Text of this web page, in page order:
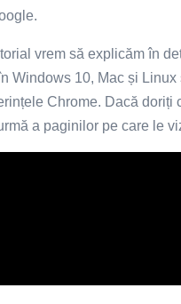
vrem să explicăm în
Windows 10, Mac și
Chrome. Dacă doriți
a paginilor pe care le